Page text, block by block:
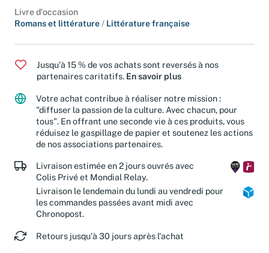
Livre d'occasion
Romans et littérature / Littérature française
Jusqu'à 15 % de vos achats sont reversés à nos
partenaires caritatifs. En savoir plus
Votre achat contribue à réaliser notre mission :
"diffuser la passion de la culture. Avec chacun, pour
tous". En offrant une seconde vie à ces produits, vous
réduisez le gaspillage de papier et soutenez les actions
de nos associations partenaires.
Livraison estimée en 2 jours ouvrés avec
Colis Privé et Mondial Relay.
Livraison le lendemain du lundi au vendredi pour
les commandes passées avant midi avec
Chronopost.
Retours jusqu'à 30 jours après l'achat